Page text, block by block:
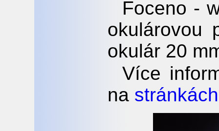
Foceno -
okulárovou
okulár 20
Více
na